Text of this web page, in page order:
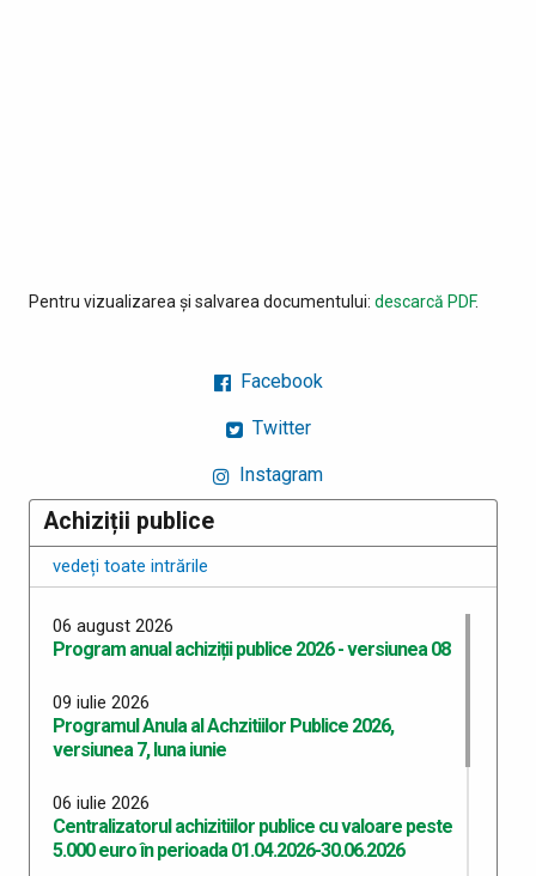
Pentru vizualizarea și salvarea documentului: descarcă PDF.
Facebook
Twitter
Instagram
Achiziții publice
vedeți toate intrările
06 august 2026
Program anual achiziții publice 2026 - versiunea 08
09 iulie 2026
Programul Anula al Achzitiilor Publice 2026,
versiunea 7, luna iunie
06 iulie 2026
Centralizatorul achizitiilor publice cu valoare peste
5.000 euro în perioada 01.04.2026-30.06.2026